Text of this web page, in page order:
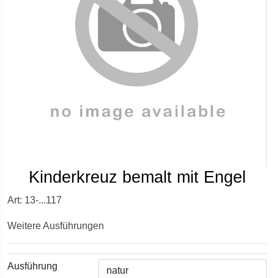
Kinderkreuz bemalt mit Engel
Art: 13-...117
Weitere Ausführungen
Ausführung